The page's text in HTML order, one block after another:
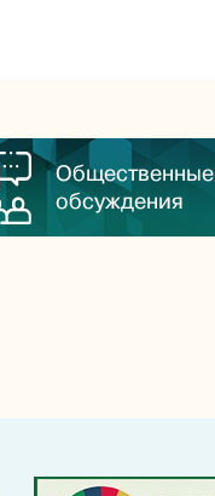
Общественные
обсуждения